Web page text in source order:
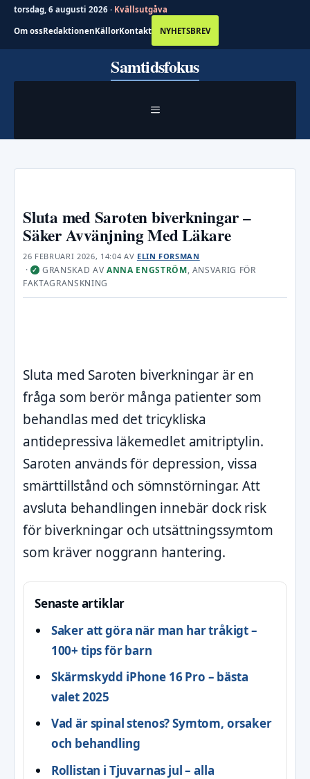
torsdag, 6 augusti 2026 · Kvällsutgåva
Om ossRedaktionenKällorKontakt NYHETSBREV
Samtidsfokus
MENY
Sluta med Saroten biverkningar –
Säker Avvänjning Med Läkare
26 FEBRUARI 2026, 14:04 AV ELIN FORSMAN
· ✓ GRANSKAD AV ANNA ENGSTRÖM, ANSVARIG FÖR
FAKTAGRANSKNING
Sluta med Saroten biverkningar är en
fråga som berör många patienter som
behandlas med det tricykliska
antidepressiva läkemedlet amitriptylin.
Saroten används för depression, vissa
smärttillstånd och sömnstörningar. Att
avsluta behandlingen innebär dock risk
för biverkningar och utsättningssymtom
som kräver noggrann hantering.
Senaste artiklar
Saker att göra när man har tråkigt –
100+ tips för barn
Skärmskydd iPhone 16 Pro – bästa
valet 2025
Vad är spinal stenos? Symtom, orsaker
och behandling
Rollistan i Tjuvarnas jul – alla